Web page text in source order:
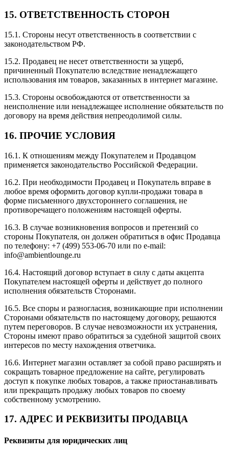
15. ОТВЕТСТВЕННОСТЬ СТОРОН
15.1. Стороны несут ответственность в соответствии с
законодательством РФ.
15.2. Продавец не несет ответственности за ущерб,
причиненный Покупателю вследствие ненадлежащего
использования им товаров, заказанных в интернет магазине.
15.3. Стороны освобождаются от ответственности за
неисполнение или ненадлежащее исполнение обязательств по
договору на время действия непреодолимой силы.
16. ПРОЧИЕ УСЛОВИЯ
16.1. К отношениям между Покупателем и Продавцом
применяется законодательство Российской Федерации.
16.2. При необходимости Продавец и Покупатель вправе в
любое время оформить договор купли-продажи товара в
форме письменного двухстороннего соглашения, не
противоречащего положениям настоящей оферты.
16.3. В случае возникновения вопросов и претензий со
стороны Покупателя, он должен обратиться в офис Продавца
по телефону: +7 (499) 553-06-70 или по e-mail:
info@ambientlounge.ru
16.4. Настоящий договор вступает в силу с даты акцепта
Покупателем настоящей оферты и действует до полного
исполнения обязательств Сторонами.
16.5. Все споры и разногласия, возникающие при исполнении
Сторонами обязательств по настоящему договору, решаются
путем переговоров. В случае невозможности их устранения,
Стороны имеют право обратиться за судебной защитой своих
интересов по месту нахождения ответчика.
16.6. Интернет магазин оставляет за собой право расширять и
сокращать товарное предложение на сайте, регулировать
доступ к покупке любых товаров, а также приостанавливать
или прекращать продажу любых товаров по своему
собственному усмотрению.
17. АДРЕС И РЕКВИЗИТЫ ПРОДАВЦА
Реквизиты для юридических лиц